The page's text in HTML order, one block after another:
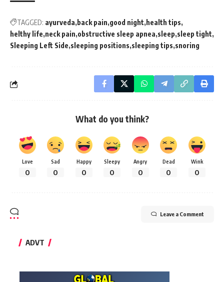
TAGGED: ayurveda back pain good night health tips
helthy life neck pain obstructive sleep apnea sleep sleep tight
Sleeping Left Side sleeping positions sleeping tips snoring
What do you think?
Love
0
Sad
0
Happy
0
Sleepy
0
Angry
0
Dead
0
Wink
0
Leave a Comment
ADVT